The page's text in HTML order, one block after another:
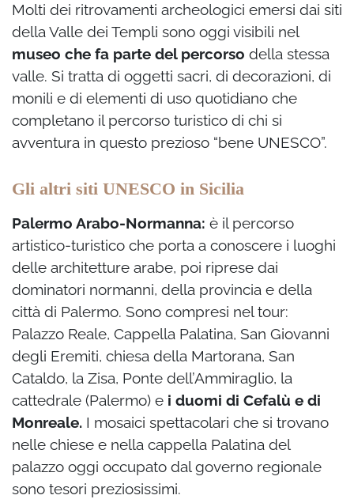
Molti dei ritrovamenti archeologici emersi dai siti
della Valle dei Templi sono oggi visibili nel
museo che fa parte del percorso della stessa
valle. Si tratta di oggetti sacri, di decorazioni, di
monili e di elementi di uso quotidiano che
completano il percorso turistico di chi si
avventura in questo prezioso “bene UNESCO”.
Gli altri siti UNESCO in Sicilia
Palermo Arabo-Normanna: è il percorso
artistico-turistico che porta a conoscere i luoghi
delle architetture arabe, poi riprese dai
dominatori normanni, della provincia e della
città di Palermo. Sono compresi nel tour:
Palazzo Reale, Cappella Palatina, San Giovanni
degli Eremiti, chiesa della Martorana, San
Cataldo, la Zisa, Ponte dell’Ammiraglio, la
cattedrale (Palermo) e i duomi di Cefalù e di
Monreale. I mosaici spettacolari che si trovano
nelle chiese e nella cappella Palatina del
palazzo oggi occupato dal governo regionale
sono tesori preziosissimi.